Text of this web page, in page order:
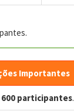
Importantes
600 participantes.